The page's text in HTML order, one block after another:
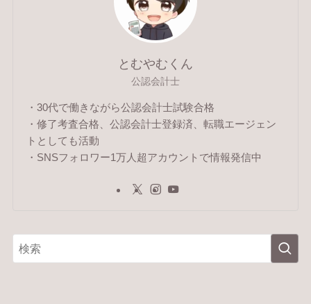
とむやむくん
公認会計士
・30代で働きながら公認会計士試験合格
・修了考査合格、公認会計士登録済、転職エージェン
トとしても活動
・SNSフォロワー1万人超アカウントで情報発信中